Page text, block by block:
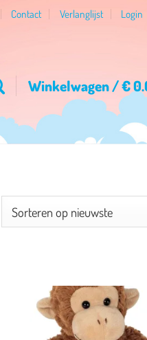
Contact Verlanglijst Login
Winkelwagen /€